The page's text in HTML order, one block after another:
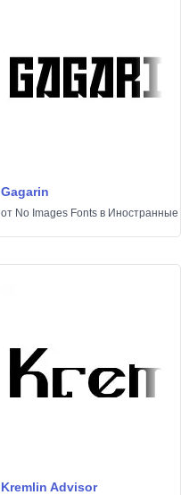
Gagarin
от No Images Fonts в Иностранные
Kremlin Advisor